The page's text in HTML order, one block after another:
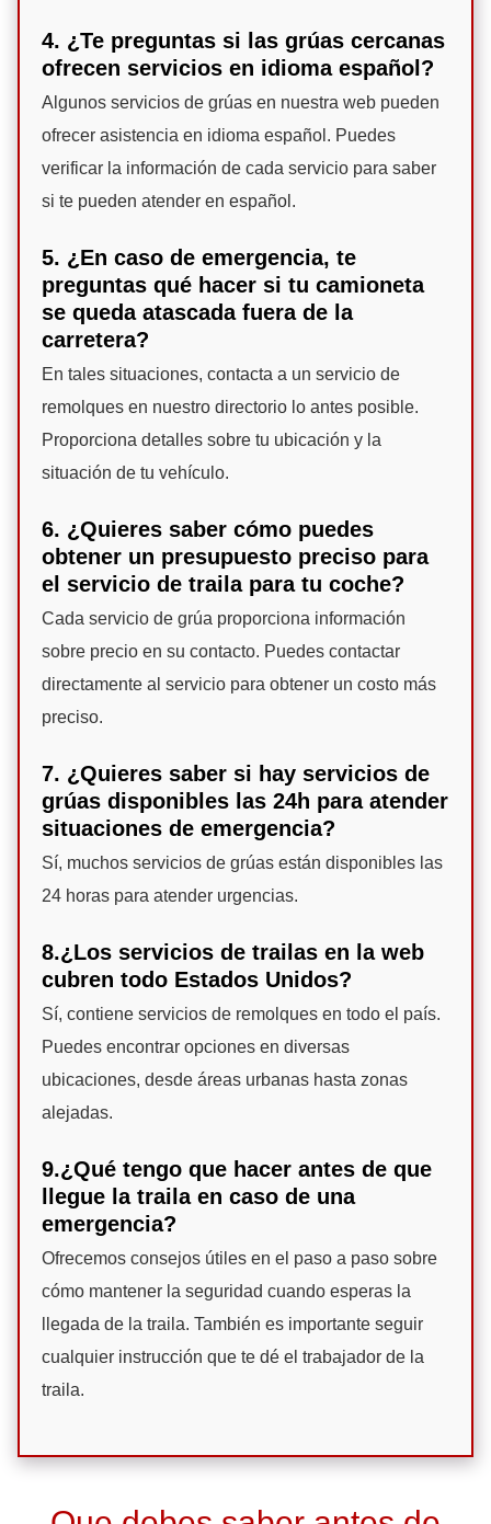
4. ¿Te preguntas si las grúas cercanas
ofrecen servicios en idioma español?
Algunos servicios de grúas en nuestra web pueden
ofrecer asistencia en idioma español. Puedes
verificar la información de cada servicio para saber
si te pueden atender en español.
5. ¿En caso de emergencia, te
preguntas qué hacer si tu camioneta
se queda atascada fuera de la
carretera?
En tales situaciones, contacta a un servicio de
remolques en nuestro directorio lo antes posible.
Proporciona detalles sobre tu ubicación y la
situación de tu vehículo.
6. ¿Quieres saber cómo puedes
obtener un presupuesto preciso para
el servicio de traila para tu coche?
Cada servicio de grúa proporciona información
sobre precio en su contacto. Puedes contactar
directamente al servicio para obtener un costo más
preciso.
7. ¿Quieres saber si hay servicios de
grúas disponibles las 24h para atender
situaciones de emergencia?
Sí, muchos servicios de grúas están disponibles las
24 horas para atender urgencias.
8.¿Los servicios de trailas en la web
cubren todo Estados Unidos?
Sí, contiene servicios de remolques en todo el país.
Puedes encontrar opciones en diversas
ubicaciones, desde áreas urbanas hasta zonas
alejadas.
9.¿Qué tengo que hacer antes de que
llegue la traila en caso de una
emergencia?
Ofrecemos consejos útiles en el paso a paso sobre
cómo mantener la seguridad cuando esperas la
llegada de la traila. También es importante seguir
cualquier instrucción que te dé el trabajador de la
traila.